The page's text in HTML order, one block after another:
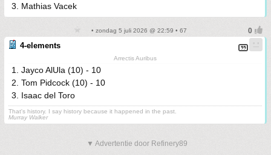
3. Mathias Vacek
• zondag 5 juli 2026 @ 22:59 • 67
4-elements
Arrectis Auribus
1. Jayco AlUla (10) - 10
2. Tom Pidcock (10) - 10
3. Isaac del Toro
That's history. I say history because it happened in the past.
Murray Walker
▼ Advertentie door Refinery89